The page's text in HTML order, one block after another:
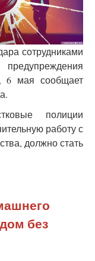
сотрудниками
6 мая сообщает
полиции
работу с
должно стать
без